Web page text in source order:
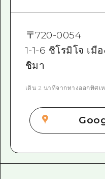
〒720-0054
1-1-6 ชิโรมิโจ เมื
ชิมา
เดิน 2 นาทีจากทางออกทิศ